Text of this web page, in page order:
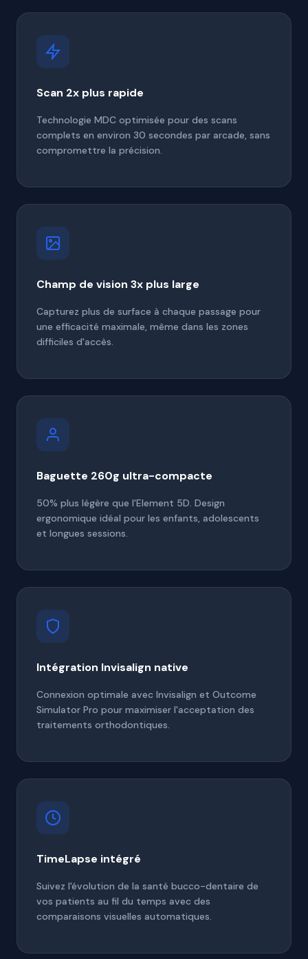
Scan 2x plus rapide
Technologie MDC optimisée pour des scans
complets en environ 30 secondes par arcade, sans
compromettre la précision.
Champ de vision 3x plus large
Capturez plus de surface à chaque passage pour
une efficacité maximale, même dans les zones
difficiles d'accès.
Baguette 260g ultra-compacte
50% plus légère que l'Element 5D. Design
ergonomique idéal pour les enfants, adolescents
et longues sessions.
Intégration Invisalign native
Connexion optimale avec Invisalign et Outcome
Simulator Pro pour maximiser l'acceptation des
traitements orthodontiques.
TimeLapse intégré
Suivez l'évolution de la santé bucco-dentaire de
vos patients au fil du temps avec des
comparaisons visuelles automatiques.